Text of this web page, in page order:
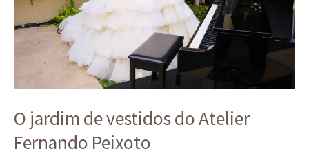
O jardim de vestidos do Atelier
Fernando Peixoto
Fernando
Peixoto